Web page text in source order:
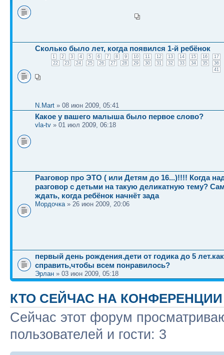
Сколько было лет, когда появился 1-й ребёнок
1 2 3 4 5 6 7 8 9 10 11 12 13 14 15 16
17
22
23 24 25 26 27 28 29 30 31 32 33 34 35
36
41
N.Mart » 08 июн 2009, 05:41
Какое у вашего малыша было первое слово?
vla-tv » 01 июл 2009, 06:18
Разговор про ЭТО ( или Детям до 16...)!!!! Когда
разговор с детьми на такую деликатную тему?
ждать, когда ребёнок начнёт зада
Мордочка » 26 июн 2009, 20:06
первый день рождения.дети от годика до 5 лет.как
справить,чтобы всем понравилось?
Эрлан » 03 июн 2009, 05:18
КТО СЕЙЧАС НА КОНФЕРЕНЦИИ
Сейчас этот форум
пользователей и гости: 3